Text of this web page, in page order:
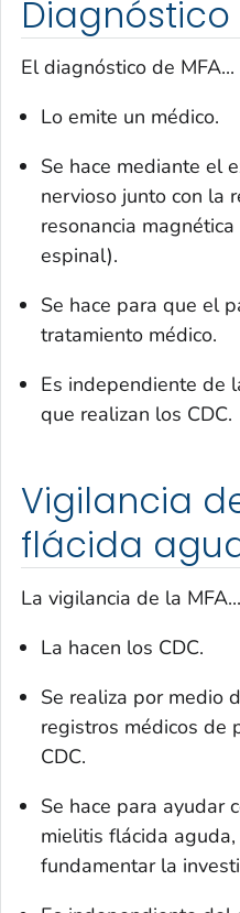
Diagnóstico
El diagnóstico de MFA...
Lo emite un médico.
Se hace mediante el
nervioso junto con la
resonancia
espinal).
Se hace para que el
tratamiento médico.
Es independiente de
que realizan los CDC.
Vigilancia
flácida
La vigilancia de la MFA...
La hacen los CDC.
Se realiza por medio
registros médicos de
CDC.
Se hace para ayudar
mielitis flácida
fundamentar la